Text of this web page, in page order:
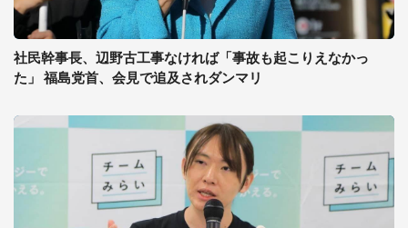
社民幹事長、辺野古工事なければ「事故も起こりえなかっ
た」 福島党首、会見で追及されダンマリ